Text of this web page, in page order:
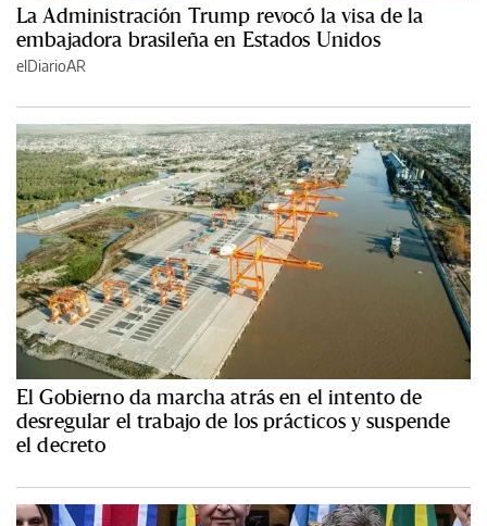
La Administración Trump revocó la visa de la
embajadora brasileña en Estados Unidos
elDiarioAR
El Gobierno da marcha atrás en el intento de
desregular el trabajo de los prácticos y suspende
el decreto